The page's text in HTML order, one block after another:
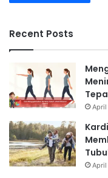
Recent Posts